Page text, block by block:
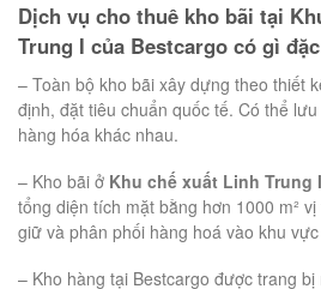
Dịch vụ cho thuê kho bãi tại
Trung I của Bestcargo có gì
– Toàn bộ kho bãi xây dựng theo thiết
định, đặt tiêu chuẩn quốc tế. Có thể
hàng hóa khác nhau.
– Kho bãi ở Khu chế xuất Linh Trung I
tổng diện tích mặt bằng hơn 1000 m²
giữ và phân phối hàng hoá vào khu
– Kho hàng tại Bestcargo được trang